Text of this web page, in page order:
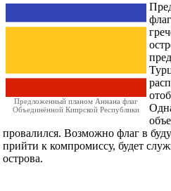
Предложенный планом Аннана флаг
Объединённой Кипрской Республики
провалился. Возможно флаг в
прийти к компромиссу, будет
острова.